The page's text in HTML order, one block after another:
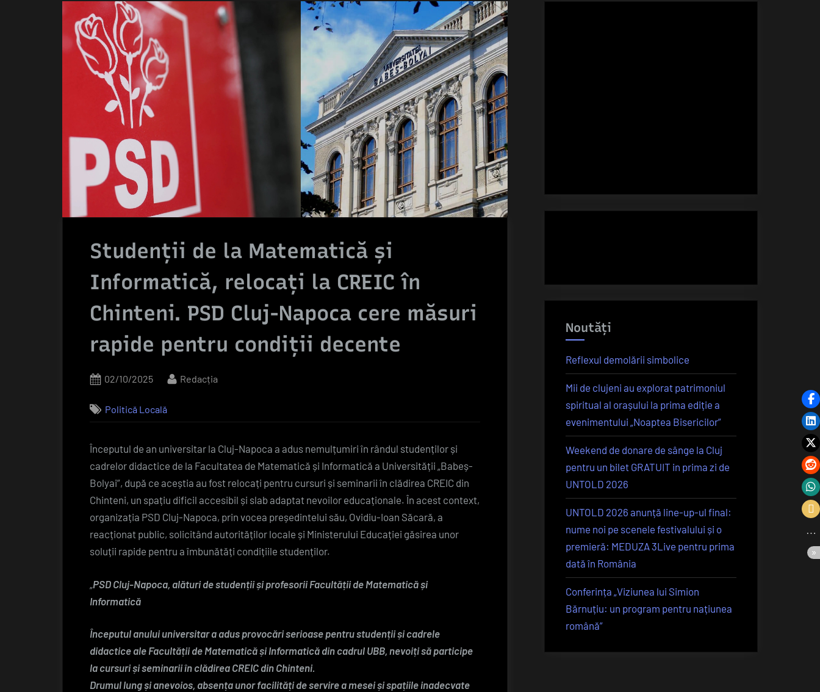
Studenții de la Matematică și
Informatică, relocați la CREIC în
Chinteni. PSD Cluj-Napoca cere măsuri
rapide pentru condiții decente
Posted
02/10/2025 By
Redacția
Politică Locală
Începutul de an universitar la Cluj-Napoca a adus nemulțumiri în rândul studenților și
cadrelor didactice de la Facultatea de Matematică și Informatică a Universității „Babeș-
Bolyai”, după ce aceștia au fost relocați pentru cursuri și seminarii în clădirea CREIC din
Chinteni, un spațiu dificil accesibil și slab adaptat nevoilor educaționale. În acest context,
organizația PSD Cluj-Napoca, prin vocea președintelui său, Ovidiu-Ioan Săcară, a
reacționat public, solicitând autorităților locale și Ministerului Educației găsirea unor
soluții rapide pentru a îmbunătăți condițiile studenților.
PSD Cluj-Napoca, alături de studenții și profesorii Facultății de Matematică și
Informatică
Începutul anului universitar a adus provocări serioase pentru studenții și cadrele
didactice ale Facultății de Matematică și Informatică din cadrul UBB, nevoiți să participe
la cursuri și seminarii în clădirea CREIC din Chinteni.
Drumul lung și anevoios, absența unor facilități de servire a mesei și spațiile inadecvate
Noutăți
Reflexul demolării simbolice
Mii de clujeni au explorat patrimoniul
spiritual al orașului la prima ediție a
evenimentului „Noaptea Bisericilor”
Weekend de donare de sânge la Cluj
pentru un bilet GRATUIT in prima zi de
UNTOLD 2026
UNTOLD 2026 anunță line-up-ul final:
nume noi pe scenele festivalului și o
premieră: MEDUZA 3Live pentru prima
dată în România
Conferința „Viziunea lui Simion
Bărnuțiu: un program pentru națiunea
română”